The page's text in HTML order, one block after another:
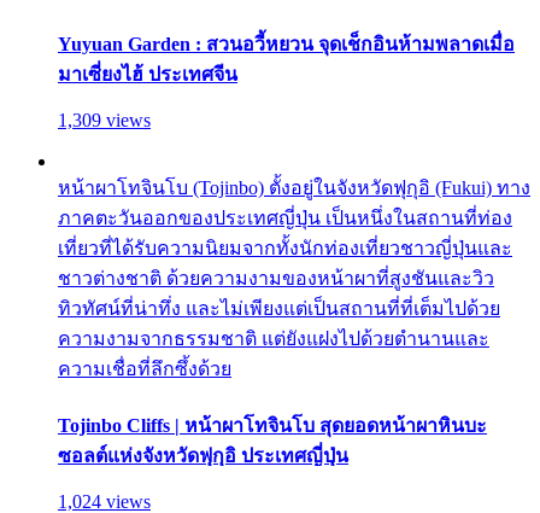
Yuyuan Garden : สวนอวี้หยวน จุดเช็กอินห้ามพลาดเมื่อ
มาเซี่ยงไฮ้ ประเทศจีน
1,309 views
หน้าผาโทจินโบ (Tojinbo) ตั้งอยู่ในจังหวัดฟุกุอิ (Fukui) ทาง
ภาคตะวันออกของประเทศญี่ปุ่น เป็นหนึ่งในสถานที่ท่อง
เที่ยวที่ได้รับความนิยมจากทั้งนักท่องเที่ยวชาวญี่ปุ่นและ
ชาวต่างชาติ ด้วยความงามของหน้าผาที่สูงชันและวิว
ทิวทัศน์ที่น่าทึ่ง และไม่เพียงแต่เป็นสถานที่ที่เต็มไปด้วย
ความงามจากธรรมชาติ แต่ยังแฝงไปด้วยตำนานและ
ความเชื่อที่ลึกซึ้งด้วย
Tojinbo Cliffs | หน้าผาโทจินโบ สุดยอดหน้าผาหินบะ
ซอลต์แห่งจังหวัดฟุกุอิ ประเทศญี่ปุ่น
1,024 views